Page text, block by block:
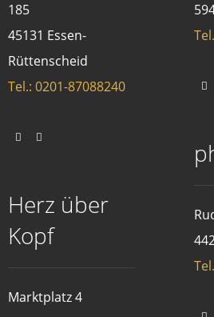
185
45131 Essen-
Rüttenscheid
Tel.: 0201-87088240
Herz über
Kopf
Marktplatz 4